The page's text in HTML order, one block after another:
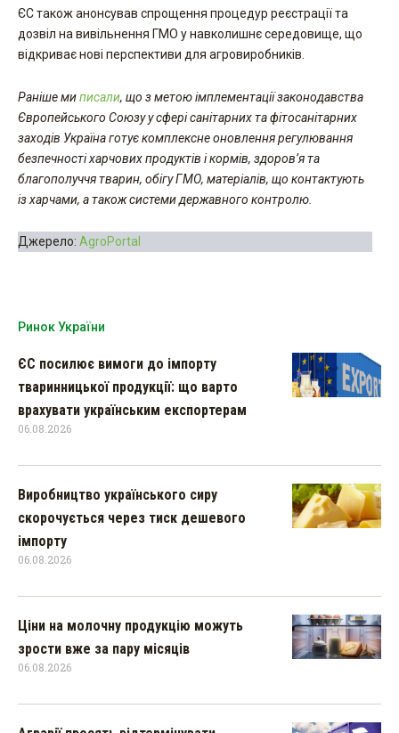
ЄС також анонсував спрощення процедур реєстрації та
дозвіл на вивільнення ГМО у навколишнє середовище, що
відкриває нові перспективи для агровиробників.
Раніше миписали, що з метою імплементації законодавства
Європейського Союзу у сфері санітарних та фітосанітарних
заходів Україна готує комплексне оновлення регулювання
безпечності харчових продуктів і кормів, здоров’я та
благополуччя тварин, обігу ГМО, матеріалів, що контактують
із харчами, а також системи державного контролю.
Джерело: AgroPortal
Ринок України
ЄС посилює вимоги до імпорту
тваринницької продукції: що варто
врахувати українським експортерам
06.08.2026
Виробництво українського сиру
скорочується через тиск дешевого
імпорту
06.08.2026
Ціни на молочну продукцію можуть
зрости вже за пару місяців
06.08.2026